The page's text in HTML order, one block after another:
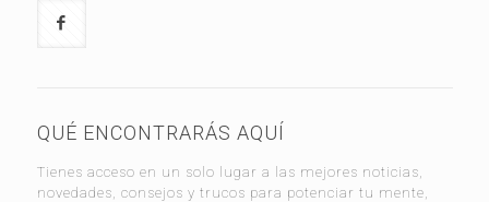
QUÉ ENCONTRARÁS AQUÍ
Tienes acceso en un solo lugar a las mejores noticias,
novedades, consejos y trucos para potenciar tu mente,